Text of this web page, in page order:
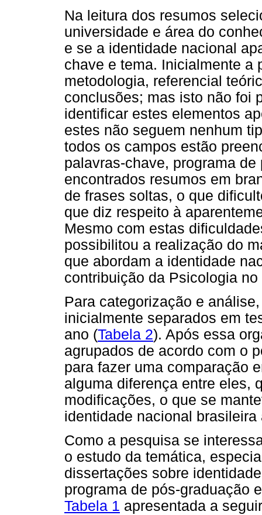
Na leitura dos resumos
universidade e área do
e se a identidade nacional
chave e tema. Inicialmente a
metodologia, referencial
conclusões; mas isto não foi
identificar estes elementos
estes não seguem nenhum
todos os campos estão
palavras-chave, programa
encontrados resumos em
de frases soltas, o que
que diz respeito à
Mesmo com estas
possibilitou a realização do
que abordam a identidade
contribuição da Psicologia
Para categorização e
inicialmente separados em
ano (Tabela 2). Após essa
agrupados de acordo com o
para fazer uma comparação
alguma diferença entre eles,
modificações, o que se
identidade nacional
Como a pesquisa se
o estudo da temática,
dissertações sobre
programa de pós-graduação
Tabela 1 apresentada a